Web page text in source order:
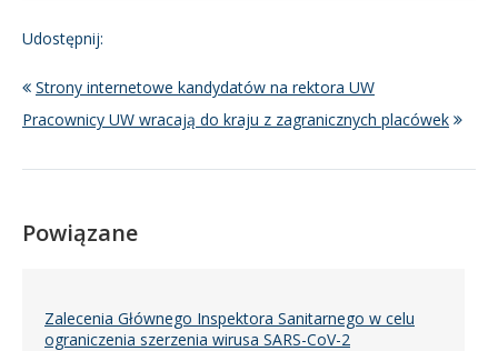
Udostępnij:
Strony internetowe kandydatów na rektora UW
Pracownicy UW wracają do kraju z zagranicznych placówek
Powiązane
Zalecenia Głównego Inspektora Sanitarnego w celu
ograniczenia szerzenia wirusa SARS-CoV-2